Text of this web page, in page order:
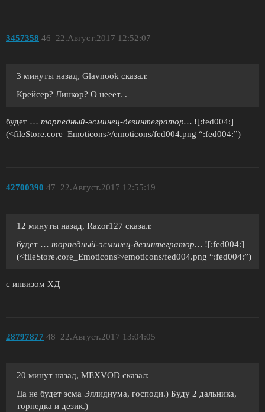
3457358 22.Август.2017 12:52:07
46
3 минуты назад, Glavnook сказал:
Крейсер? Линкор? О нееет. .
будет … торпедный-эсминец-дезинтегратор… ![:fed004:]
(<fileStore.core_Emoticons>/emoticons/fed004.png “:fed004:”)
42700390 22.Август.2017 12:55:19
47
12 минуты назад, Razor127 сказал:
будет … торпедный-эсминец-дезинтегратор… ![:fed004:]
(<fileStore.core_Emoticons>/emoticons/fed004.png “:fed004:”)
с инвизом ХД
28797877 22.Август.2017 13:04:05
48
20 минут назад, MEXVOD сказал:
Да не будет эсма Эллидиума, господи.) Буду 2 дальника,
торпедка и дезик.)